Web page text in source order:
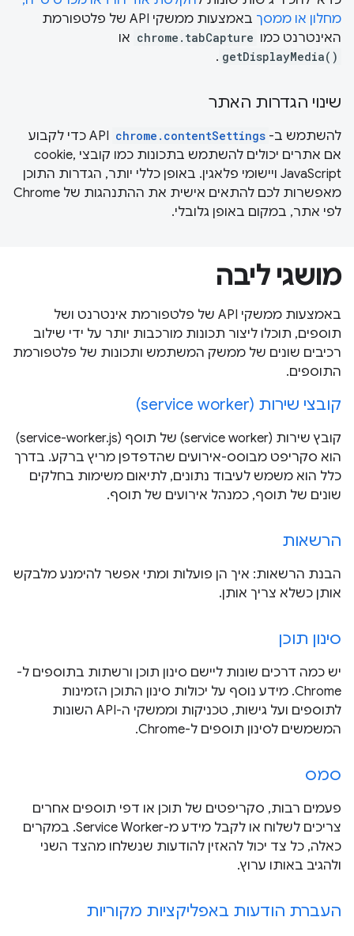
מחלון או ממסך
באמצעות ממשקי API של פלטפורמת
האינטרנט כמו chrome.tabCapture או
getDisplayMedia()
.
שינוי הגדרות האתר
להשתמש ב- chrome.contentSettings
API כדי לקבוע
אם אתרים יכולים להשתמש בתכונות כמו קובצי cookie,
JavaScript ויישומי פלאגין. באופן כללי יותר, הגדרות התוכן
מאפשרות לכם להתאים אישית את ההתנהגות של Chrome
לפי אתר, במקום באופן גלובלי.
מושגי ליבה
באמצעות ממשקי API של פלטפורמת אינטרנט ושל
תוספים, תוכלו ליצור תכונות מורכבות יותר על ידי שילוב
רכיבים שונים של ממשק המשתמש ותכונות של פלטפורמת
התוספים.
קובצי שירות (service worker)
קובץ שירות (service worker) של תוסף (service-worker.js)
הוא סקריפט מבוסס-אירועים שהדפדפן מריץ ברקע. בדרך
כלל הוא משמש לעיבוד נתונים, לתיאום משימות בחלקים
שונים של תוסף, כמנהל אירועים של תוסף.
הרשאות
הבנת הרשאות: איך הן פועלות ומתי אפשר להימנע מלבקש
אותן כשלא צריך אותן.
סינון תוכן
יש כמה דרכים שונות ליישם סינון תוכן ורשתות בתוספים ל-
Chrome. מידע נוסף על יכולות סינון התוכן הזמינות
לתוספים ועל גישות, טכניקות וממשקי ה-API השונות
המשמשים לסינון תוספים ל-Chrome.
סמס
פעמים רבות, סקריפטים של תוכן או דפי תוספים אחרים
צריכים לשלוח או לקבל מידע מ-Service Worker. במקרים
כאלה, כל צד יכול להאזין להודעות שנשלחו מהצד השני
ולהגיב באותו ערוץ.
העברת הודעות באפליקציות מקוריות